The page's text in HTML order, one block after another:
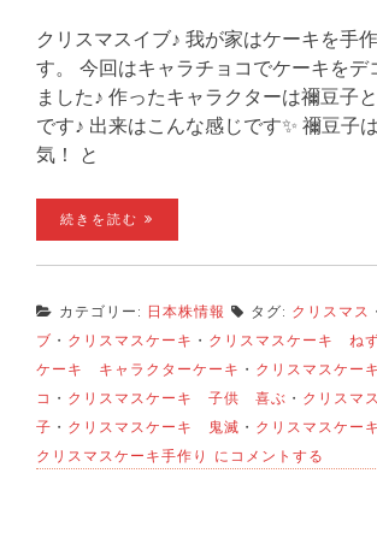
クリスマスイブ♪ 我が家はケーキを手
す。 今回はキャラチョコでケーキをデ
ました♪ 作ったキャラクターは禰豆子
です♪ 出来はこんな感じです✨ 禰豆子
気！ と
続きを読む
カテゴリー: 日本株情報 タグ: クリスマス ・
ブ ・ クリスマスケーキ ・ クリスマスケーキ ね
ケーキ キャラクターケーキ ・ クリスマスケー
コ ・ クリスマスケーキ 子供 喜ぶ ・ クリスマ
子 ・ クリスマスケーキ 鬼滅 ・ クリスマスケー
クリスマスケーキ手作り
ク
リ
にコメントする